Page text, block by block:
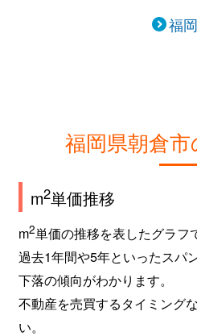
福
福岡県朝倉
m2単価推移
m2単価の推移を表したグラフ
過去1年間や5年といったスパ
下落の傾向がわかります。
不動産を売買するタイミング
い。